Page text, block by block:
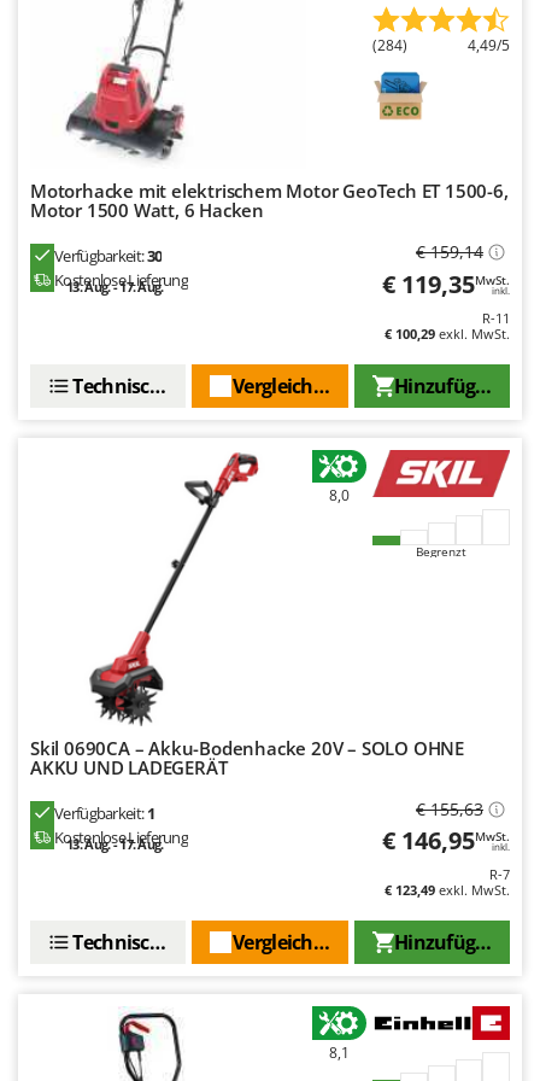
Redback
Resto Italia
Ribimex
Ripartrak
River Systems
Robomow
Rover Pompe
Schnitzer
Seven Italy
Shark
Shindaiwa
Silky
Simatech
Sirman
Smeg
Solidur
Spice Electronics
(284) 4,49/5
Motorhacke mit elektrischem Motor GeoTech ET 1500-6,
Motor 1500 Watt, 6 Hacken
Verfügbarkeit:30
Kostenlose Lieferung
13. Aug. - 17. Aug.
€ 159,14
€ 119,35MwSt.
inkl.
R-11
€ 100,29 exkl. MwSt.
Hinzufügen
Vergleichen Sie
Technische Daten
8,0
Begrenzt
Skil 0690CA – Akku-Bodenhacke 20V – SOLO OHNE
AKKU UND LADEGERÄT
Verfügbarkeit:1
Kostenlose Lieferung
13. Aug. - 17. Aug.
€ 155,63
€ 146,95MwSt.
inkl.
R-7
€ 123,49 exkl. MwSt.
Hinzufügen
Vergleichen Sie
Technische Daten
8,1